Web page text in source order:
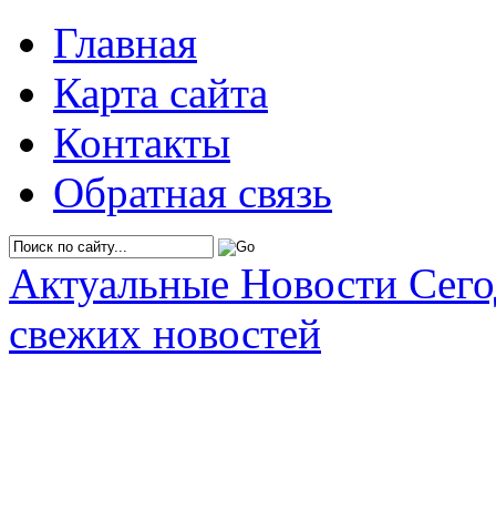
Главная
Карта сайта
Контакты
Обратная связь
Актуальные Новости
свежих новостей